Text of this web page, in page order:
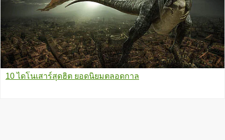
10 ไดโนเสาร์สุดฮิต ยอดนิยมตลอดกาล